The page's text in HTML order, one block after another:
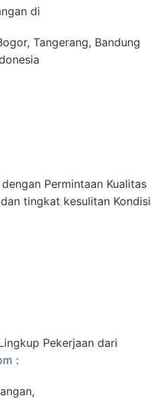
di
Tangerang, Bandung
Permintaan Kualitas
tingkat kesulitan Kondisi
Pekerjaan dari
: